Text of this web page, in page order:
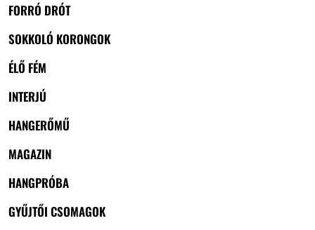
FORRÓ DRÓT
SOKKOLÓ KORONGOK
ÉLŐ FÉM
INTERJÚ
HANGERŐMŰ
MAGAZIN
HANGPRÓBA
GYŰJTŐI CSOMAGOK